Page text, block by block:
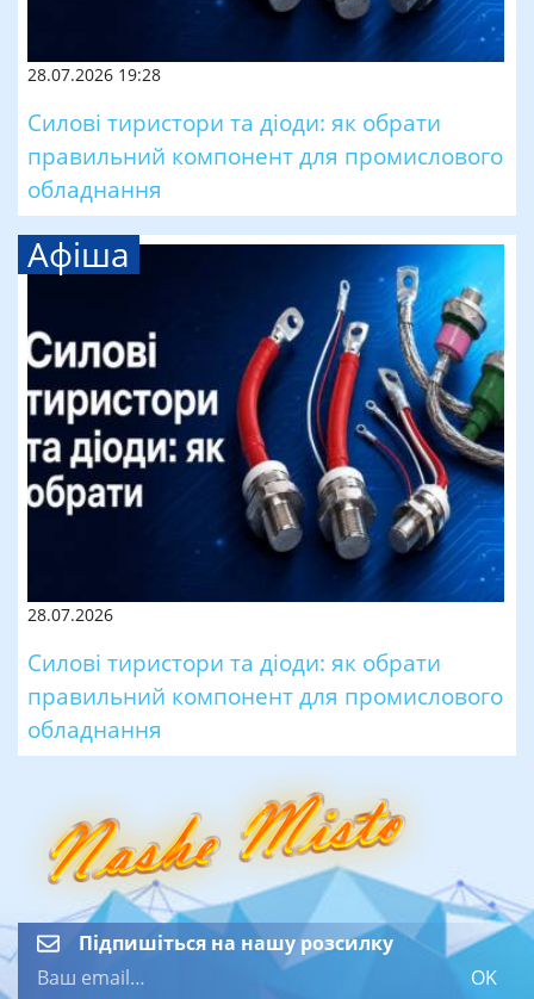
28.07.2026 19:28
Силові тиристори та діоди: як обрати
правильний компонент для промислового
обладнання
Афіша
28.07.2026
Силові тиристори та діоди: як обрати
правильний компонент для промислового
обладнання
Підпишіться на нашу розсилку
OK